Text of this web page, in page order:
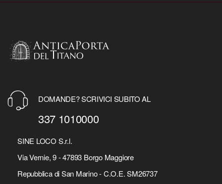
DOMANDE? SCRIVICI SUBITO AL
337 1010000
SINE LOCO S.r.l.
Via Vernie, 9 - 47893 Borgo Maggiore
Repubblica di San Marino - C.O.E. SM26737